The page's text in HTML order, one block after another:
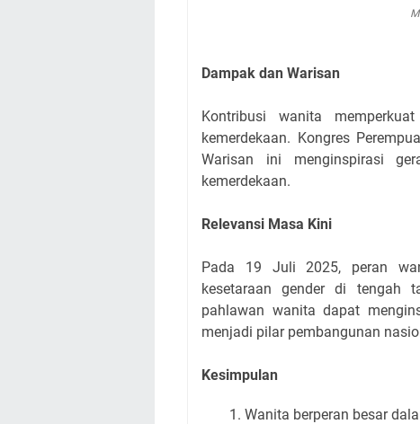
Dampak dan Warisan
Kontribusi wanita
kemerdekaan. Kongres
Warisan ini menginspirasi
kemerdekaan.
Relevansi Masa Kini
Pada 19 Juli 2025, peran
kesetaraan gender di tengah
pahlawan wanita dapat
menjadi pilar pembangunan
Kesimpulan
Wanita berperan besar